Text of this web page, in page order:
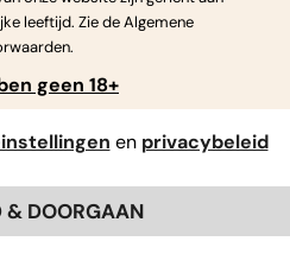
Nutrients: The Best
KIEMEN
leeftijd. Zie de Algemene
geen 18+
en privacybeleid
& DOORGAAN